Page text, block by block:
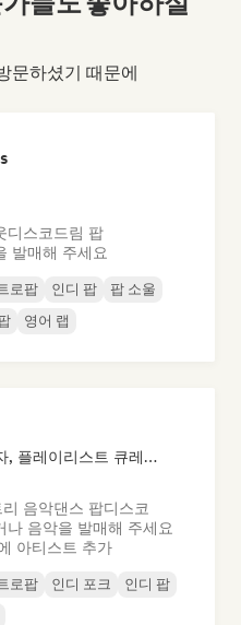
문하셨기 때문에
디스코 드림 팝
발매해 주세요
로팝 인디 팝
팝 소울
영어 랩
레이블, 언론사/기자, 플레이리스트 큐레이터
리 음악댄스 팝디스코
나 음악을 발매해 주세요
아티스트 추가
로팝 인디 포크
인디 팝